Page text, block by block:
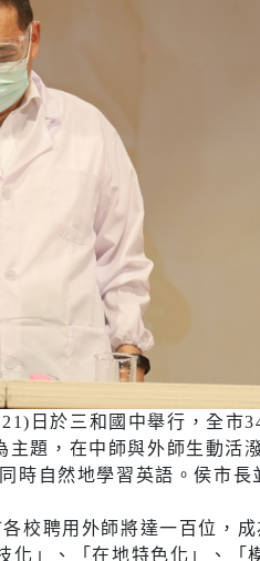
利服務中心
圖
園綠地
館租借
遊
動
垃圾
各區
日於三和國中舉行，全市
題，在中師與外師生動活
自然地學習英語。侯市
校聘用外師將達一百位，
化」、「在地特色化」、